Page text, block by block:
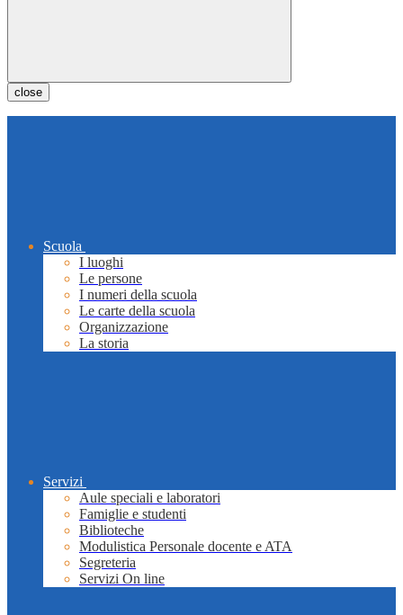
close
Scuola
I luoghi
Le persone
I numeri della scuola
Le carte della scuola
Organizzazione
La storia
Servizi
Aule speciali e laboratori
Famiglie e studenti
Biblioteche
Modulistica Personale docente e ATA
Segreteria
Servizi On line